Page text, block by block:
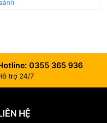
0355 365 936
trợ 24/7
HỆ